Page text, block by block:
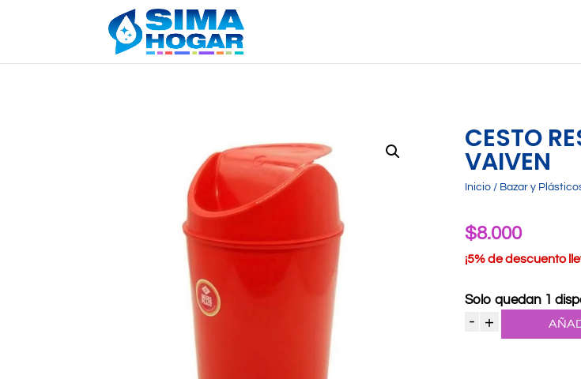
CESTO
VAIVEN
Inicio / Bazar y
$8.000
¡5% de descuento
Solo quedan 1
-
Cesto
+